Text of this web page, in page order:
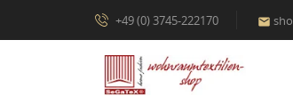
+49 (0) 3745-222170 